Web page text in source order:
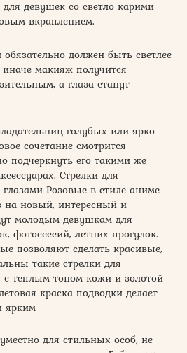
девушек со светло карими
вкраплением.
должен быть светлее
макияж получится
а глаза станут
голубых или ярко
сочетание смотрится
подчеркнуть его такими же
Стрелки для
Розовые в стиле аниме
на новый, интересный и
молодым девушкам для
фотосессий, летних прогулок.
позволяют сделать красивые,
такие стрелки для
с теплым тоном кожи и золотой
краска подводки делает
ярким
для стильных особ, не